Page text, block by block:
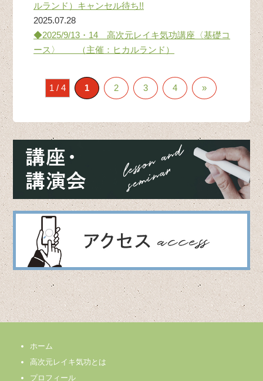
ルランド）キャンセル待ち!!
2025.07.28
◆2025/9/13・14 高次元レイキ気功講座〈基礎コ
ース〉 （主催：ヒカルランド）
1 / 4 1 2 3 4 »
ホーム
高次元レイキ気功とは
プロフィール